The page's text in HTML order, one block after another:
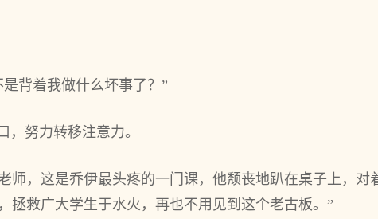
背着我做什么坏事了？”
，努力转移注意力。
师，这是乔伊最头疼的一门课，他颓丧地趴在桌子上，对
拯救广大学生于水火，再也不用见到这个老古板。”